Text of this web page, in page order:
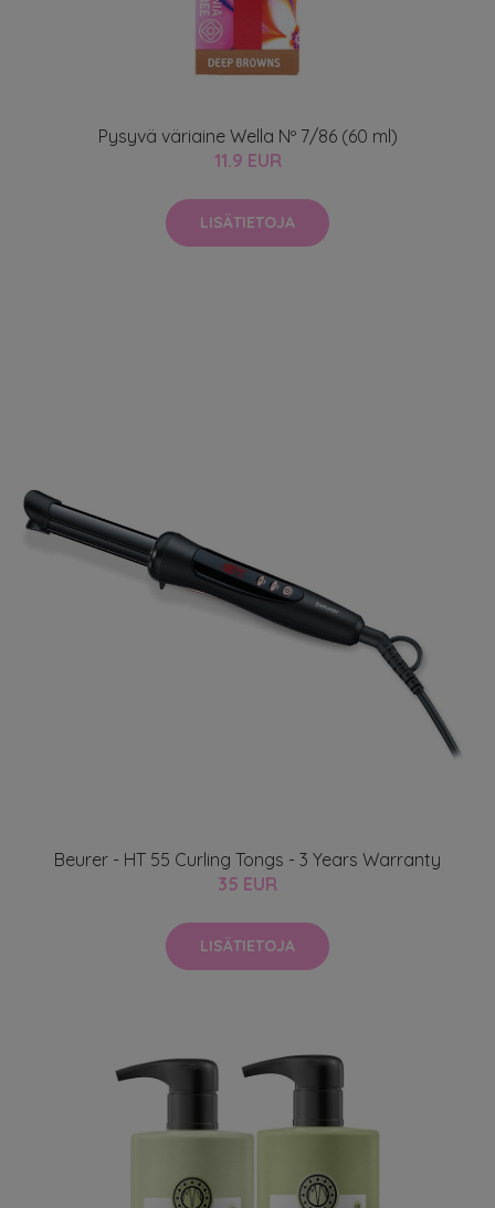
Pysyvä väriaine Wella Nº 7/86 (60 ml)
11.9 EUR
LISÄTIETOJA
Beurer - HT 55 Curling Tongs - 3 Years Warranty
35 EUR
LISÄTIETOJA